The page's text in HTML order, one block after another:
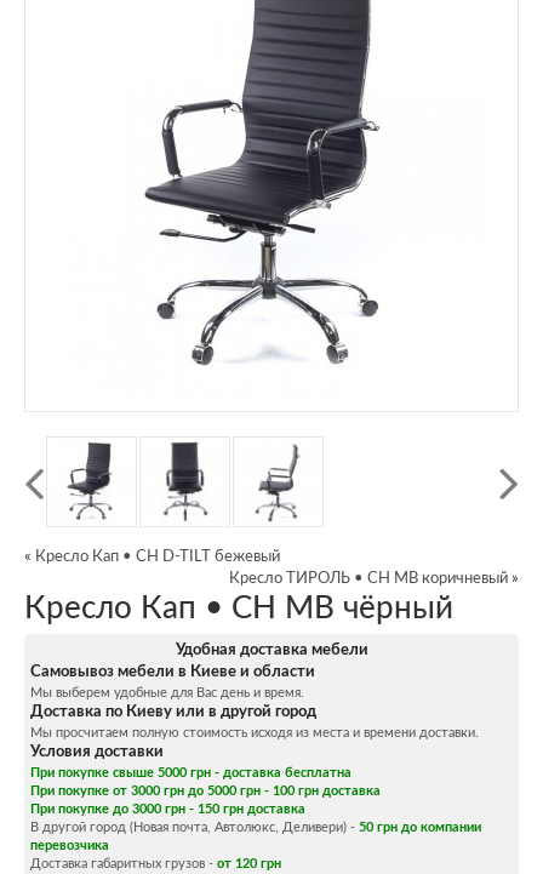
« Кресло Кап • CH D-TILT бежевый
Кресло ТИРОЛЬ • CH MB коричневый »
Кресло Кап • CH MB чёрный
Удобная доставка мебели
Самовывоз мебели в Киеве и области
Мы выберем удобные для Вас день и время.
Доставка по Киеву или в другой город
Мы просчитаем полную стоимость исходя из места и времени доставки.
Условия доставки
При покупке свыше 5000 грн - доставка бесплатна
При покупке от 3000 грн до 5000 грн - 100 грн доставка
При покупке до 3000 грн - 150 грн доставка
В другой город (Новая почта, Автолюкс, Деливери) - 50 грн до компании
перевозчика
Доставка габаритных грузов - от 120 грн